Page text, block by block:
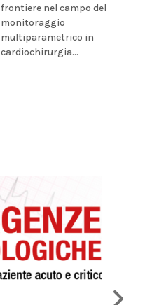
frontiere nel campo del
monitoraggio
multiparametrico in
cardiochirurgia...